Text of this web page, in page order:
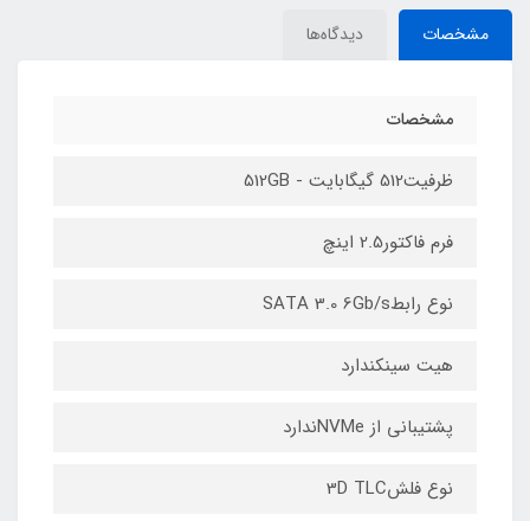
مشخصات دیدگاه‌ها
مشخصات
ظرفیت512 گیگابایت - 512GB
فرم فاکتور2.5 اینچ
نوع رابطSATA 3.0 6Gb/s
هیت سینکندارد
پشتیبانی از NVMeندارد
نوع فلش3D TLC